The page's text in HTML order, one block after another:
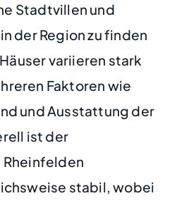
Stadtvillen und
der Region zu finden
variieren stark
Faktoren wie
und Ausstattung der
ist der
stabil, wobei